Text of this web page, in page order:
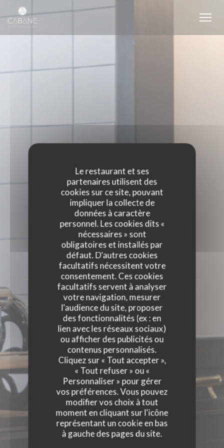
Personnalisation de vos choix en matière de cookies
Le restaurant et ses
partenaires utilisent des
cookies sur ce site, pouvant
impliquer la collecte de
données à caractère
personnel. Les cookies dits «
nécessaires » sont
obligatoires et installés par
défaut. D'autres cookies
facultatifs nécessitent votre
consentement. Ces cookies
facultatifs servent à analyser
votre navigation, mesurer
l'audience du site, proposer
des fonctionnalités (ex : en
lien avec les réseaux sociaux)
ou afficher des publicités ou
contenus personnalisés.
Cliquez sur « Tout accepter »,
« Tout refuser » ou «
Personnaliser » pour gérer
vos préférences. Vous pouvez
modifier vos choix à tout
moment en cliquant sur l'icône
représentant un cookie en bas
à gauche des pages du site.
ÉVÈNEMENTS